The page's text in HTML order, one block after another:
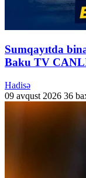
Sumqayıtda
Baku TV
Hadisə
09 avqust 2026 36